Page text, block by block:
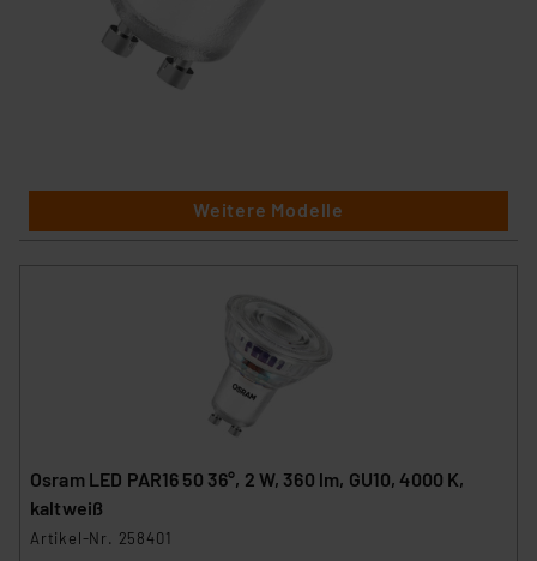
Weitere Modelle
Osram LED PAR16 50 36°, 2 W, 360 lm, GU10, 4000 K,
kaltweiß
Artikel-Nr. 258401